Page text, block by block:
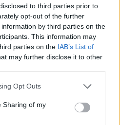
to third parties prior to
opt-out of the further
by third parties on the
This information may
parties on the IAB’s List of
may further disclose it to other
Opt Outs
Sharing of my